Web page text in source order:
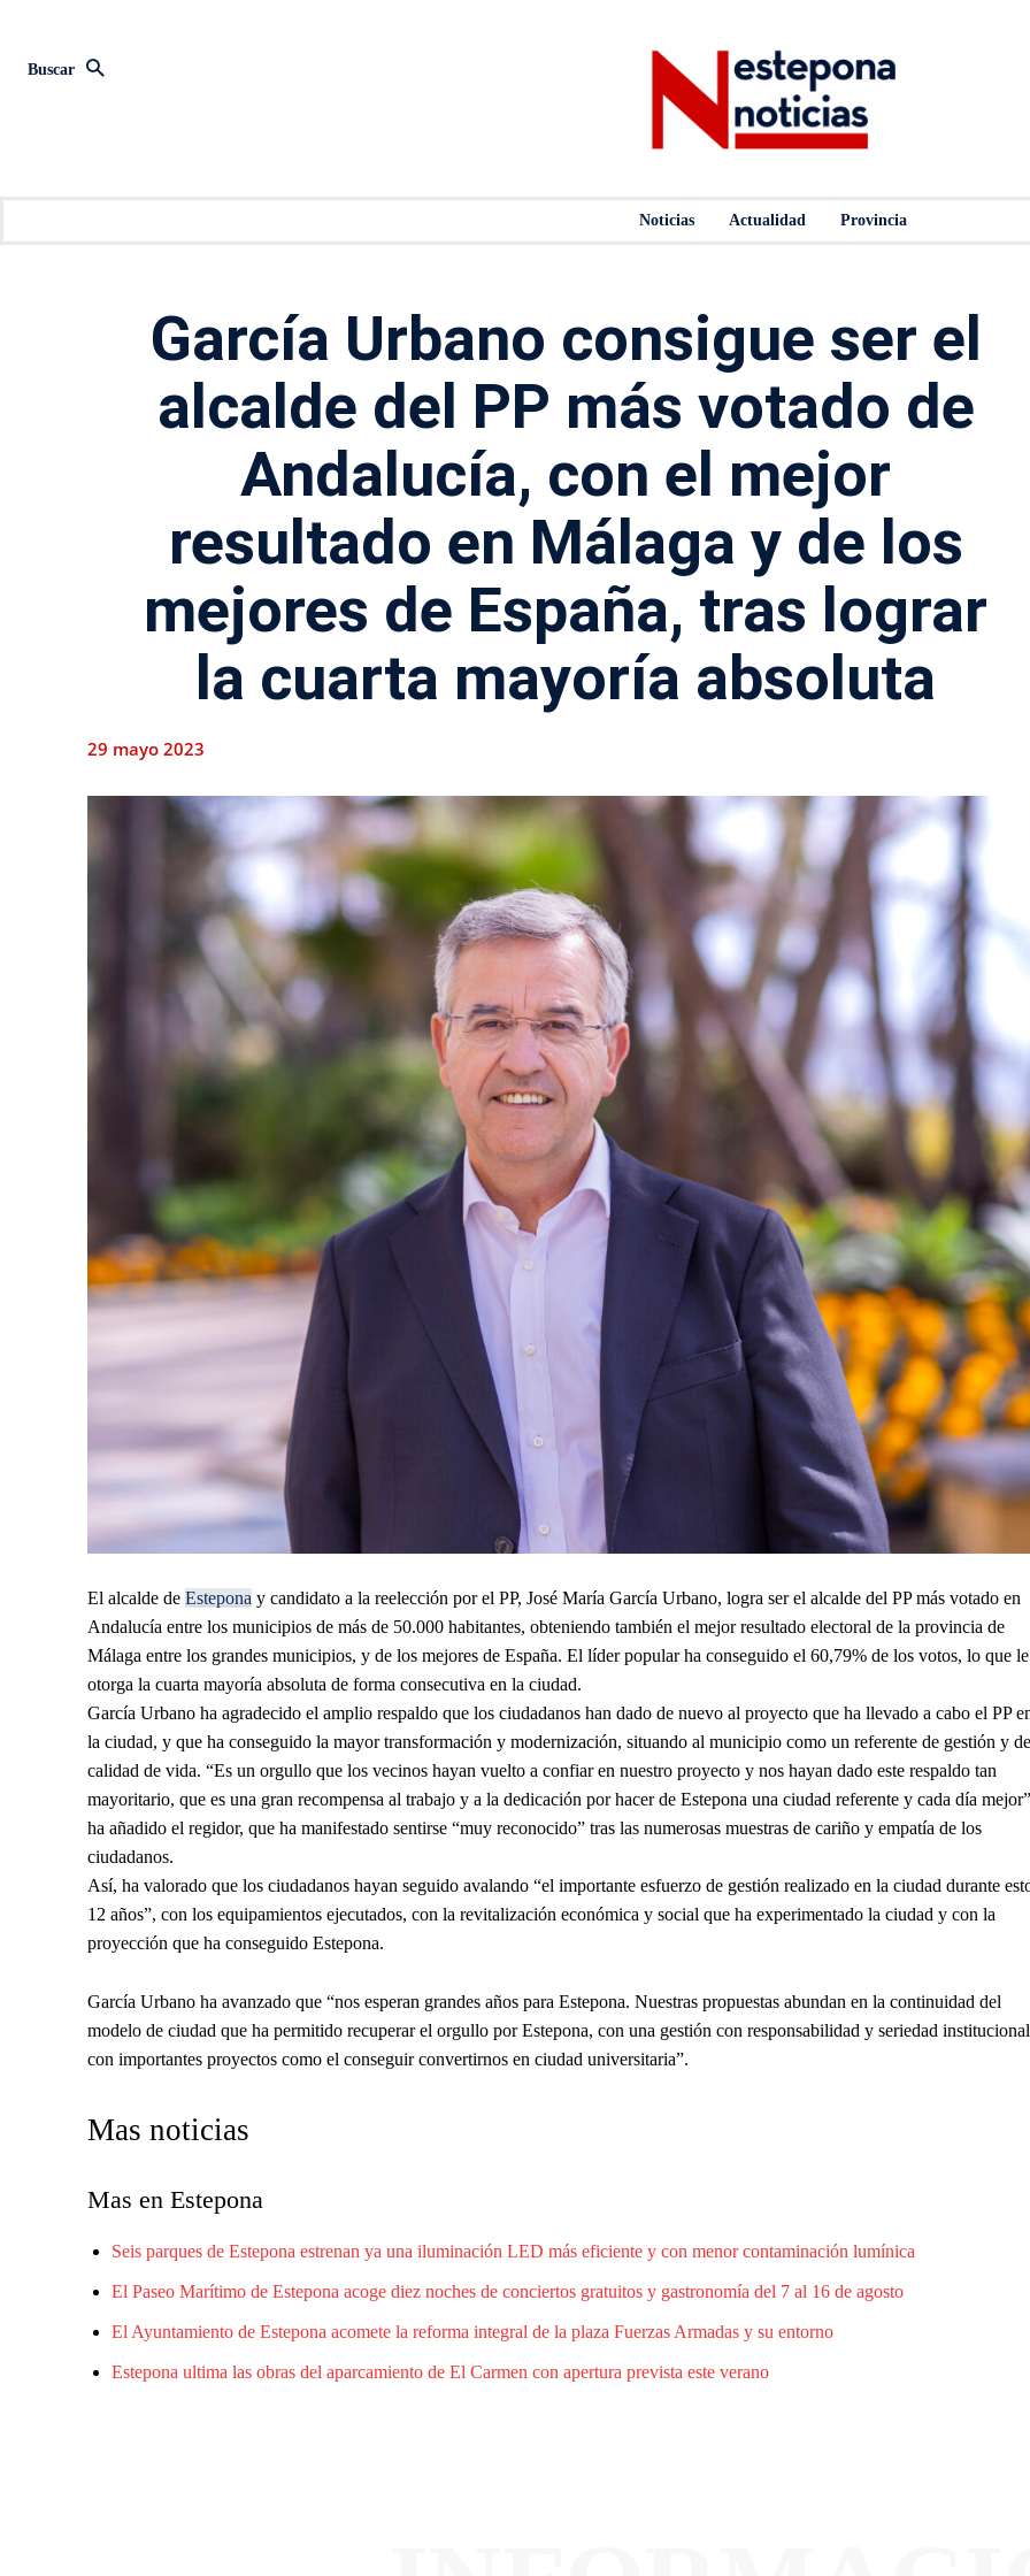
Buscar
Noticias Actualidad Provincia
García Urbano consigue ser el
alcalde del PP más votado de
Andalucía, con el mejor
resultado en Málaga y de los
mejores de España, tras lograr
la cuarta mayoría absoluta
29 mayo 2023
El alcalde de Estepona y candidato a la reelección por el PP, José María García Urbano, logra ser el alcalde del PP más votado en
Andalucía entre los municipios de más de 50.000 habitantes, obteniendo también el mejor resultado electoral de la provincia de
Málaga entre los grandes municipios, y de los mejores de España. El líder popular ha conseguido el 60,79% de los votos, lo que le
otorga la cuarta mayoría absoluta de forma consecutiva en la ciudad.
García Urbano ha agradecido el amplio respaldo que los ciudadanos han dado de nuevo al proyecto que ha llevado a cabo el PP
la ciudad, y que ha conseguido la mayor transformación y modernización, situando al municipio como un referente de gestión y de
calidad de vida. “Es un orgullo que los vecinos hayan vuelto a confiar en nuestro proyecto y nos hayan dado este respaldo tan
mayoritario, que es una gran recompensa al trabajo y a la dedicación por hacer de Estepona una ciudad referente y cada día
ha añadido el regidor, que ha manifestado sentirse “muy reconocido” tras las numerosas muestras de cariño y empatía de los
ciudadanos.
Así, ha valorado que los ciudadanos hayan seguido avalando “el importante esfuerzo de gestión realizado en la ciudad durante
12 años”, con los equipamientos ejecutados, con la revitalización económica y social que ha experimentado la ciudad y con la
proyección que ha conseguido Estepona.
García Urbano ha avanzado que “nos esperan grandes años para Estepona. Nuestras propuestas abundan en la continuidad del
modelo de ciudad que ha permitido recuperar el orgullo por Estepona, con una gestión con responsabilidad y seriedad
con importantes proyectos como el conseguir convertirnos en ciudad universitaria”.
Mas noticias
Mas en Estepona
Seis parques de Estepona estrenan ya una iluminación LED más eficiente y con menor contaminación lumínica
El Paseo Marítimo de Estepona acoge diez noches de conciertos gratuitos y gastronomía del 7 al 16 de agosto
El Ayuntamiento de Estepona acomete la reforma integral de la plaza Fuerzas Armadas y su entorno
Estepona ultima las obras del aparcamiento de El Carmen con apertura prevista este verano